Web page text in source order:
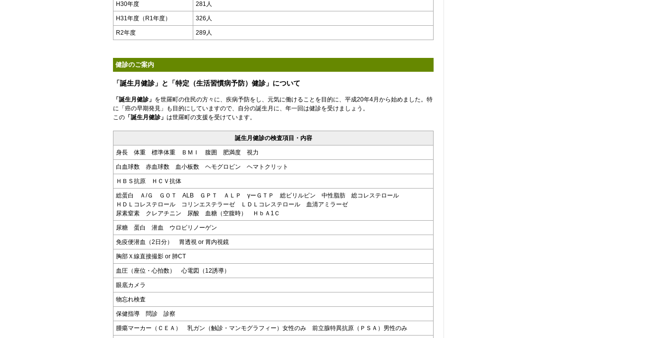
H30年度 281人
H31年度（R1年度） 326人
R2年度 289人
健診のご案内
「誕生月健診」と「特定（生活習慣病予防）健診」について
「誕生月健診」 を世羅町の住民の方々に、疾病予防をし、元気に働けることを目的に、平成20年4月から始めました。特
に「癌の早期発見」も目的にしていますので、自分の誕生月に、年一回は健診を受けましょう。
この 「誕生月健診」 は世羅町の支援を受けています。
誕生月健診の検査項目・内容
身長 体重 標準体重 ＢＭＩ 腹囲 肥満度 視力
白血球数 赤血球数 血小板数 ヘモグロビン ヘマトクリット
ＨＢＳ抗原 ＨＣＶ抗体
総蛋白 Ａ/Ｇ ＧＯＴ ALB ＧＰＴ ＡＬＰ γーＧＴＰ 総ビリルビン 中性脂肪 総コレステロール
ＨＤＬコレステロール コリンエステラーゼ ＬＤＬコレステロール 血清アミラーゼ
尿素窒素 クレアチニン 尿酸 血糖（空腹時） ＨｂＡ1Ｃ
尿糖 蛋白 潜血 ウロビリノーゲン
免疫便潜血（2日分） 胃透視 or 胃内視鏡
胸部Ｘ線直接撮影 or 肺CT
血圧（座位・心拍数） 心電図（12誘導）
眼底カメラ
物忘れ検査
保健指導 問診 診察
腫瘍マーカー（ＣＥＡ） 乳ガン（触診・マンモグラフィー）女性のみ 前立腺特異抗原（ＰＳＡ）男性のみ